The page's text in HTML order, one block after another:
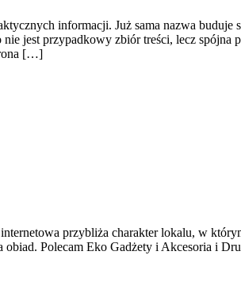
informacji. Już sama nazwa buduje
jest przypadkowy zbiór treści, lecz spójna
[…]
przybliża charakter lokalu, w
Polecam Eko Gadżety i Akcesoria i